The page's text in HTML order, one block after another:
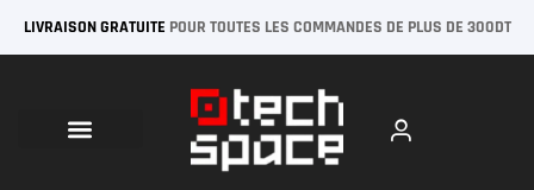
LIVRAISON GRATUITE POUR TOUTES LES COMMANDES DE PLUS DE 300DT